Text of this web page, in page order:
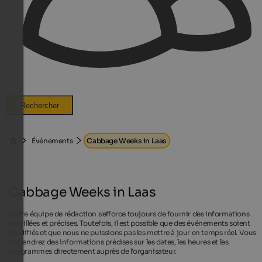
Rechercher
Événements Cabbage Weeks in Laas
Cabbage Weeks in Laas
Notre équipe de rédaction s'efforce toujours de fournir des informations
détaillées et précises. Toutefois, il est possible que des événements soient
modifiés et que nous ne puissions pas les mettre à jour en temps réel. Vous
obtiendrez des informations précises sur les dates, les heures et les
programmes directement auprès de l'organisateur.